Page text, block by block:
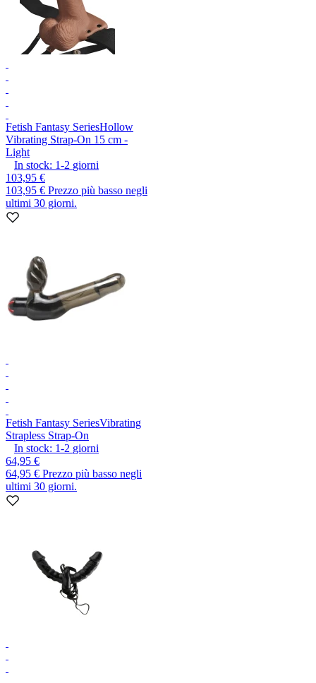
Fetish Fantasy SeriesHollow
Vibrating Strap-On 15 cm -
Light
In stock: 1-2 giorni
103,95 €
103,95 € Prezzo più basso negli
ultimi 30 giorni.
Fetish Fantasy SeriesVibrating
Strapless Strap-On
In stock: 1-2 giorni
64,95 €
64,95 € Prezzo più basso negli
ultimi 30 giorni.